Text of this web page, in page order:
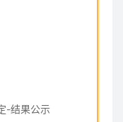
-结果公示